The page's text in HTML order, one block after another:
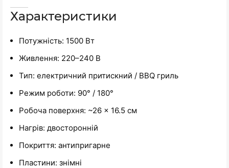
Характеристики
Потужність: 1500 Вт
Живлення: 220–240 В
Тип: електричний притискний / BBQ гриль
Режим роботи: 90° / 180°
Робоча поверхня: ~26 × 16.5 см
Нагрів: двосторонній
Покриття: антипригарне
Пластини: знімні